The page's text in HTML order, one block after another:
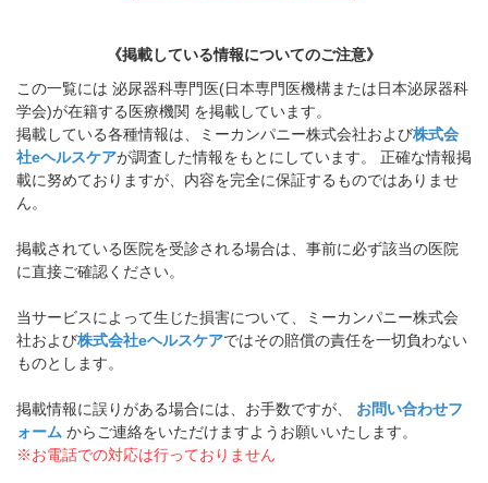
《掲載している情報についてのご注意》
この一覧には 泌尿器科専門医(日本専門医機構または日本泌尿器科
学会)が在籍する医療機関 を掲載しています。
掲載している各種情報は、ミーカンパニー株式会社および株式会
社eヘルスケアが調査した情報をもとにしています。 正確な情報掲
載に努めておりますが、内容を完全に保証するものではありませ
ん。
掲載されている医院を受診される場合は、事前に必ず該当の医院
に直接ご確認ください。
当サービスによって生じた損害について、ミーカンパニー株式会
社および株式会社eヘルスケアではその賠償の責任を一切負わない
ものとします。
掲載情報に誤りがある場合には、お手数ですが、 お問い合わせフ
ォーム からご連絡をいただけますようお願いいたします。
※お電話での対応は行っておりません